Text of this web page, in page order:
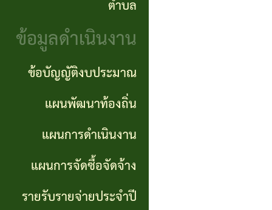
จ้าง
ภาค
รัฐ
(e-
GP)
คู่มือ
การ
ราย
จ่าย
ประจำ
ปี
รายงาน
ผลการ
ดำเนิน
/
กิจกรรม
การ
ประชุม
สภา
แผน
ตำบล
ข้อมูลดำเนินงาน
ข้อบัญญัติงบประมาณ
แผนพัฒนาท้องถิ่น
แผนการดำเนินงาน
แผนการจัดซื้อจัดจ้าง
รายรับรายจ่ายประจำปี